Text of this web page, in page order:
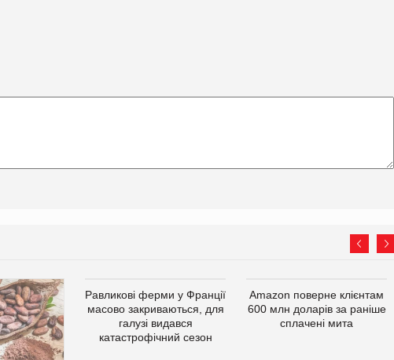
Равликові ферми у Франції
масово закриваються, для
галузі видався
катастрофічний сезон
Amazon поверне клієнтам
600 млн доларів за раніше
сплачені мита